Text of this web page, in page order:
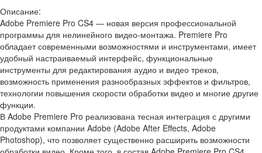
Описание:
Adobe Premiere Pro CS4 — новая версия профессиональной
программы для нелинейного видео-монтажа. Premiere Pro
обладает современными возможностями и инструментами, имеет
удобный настраиваемый интерфейс, функциональные
инструменты для редактирования аудио и видео треков,
возможность применения разнообразных эффектов и фильтров,
технологии повышения скорости обработки видео и многие другие
функции.
В Adobe Premiere Pro реализована тесная интеграция с другими
продуктами компании Adobe (Adobe After Effects, Adobe
Photoshop), что позволяет существенно расширить возможности